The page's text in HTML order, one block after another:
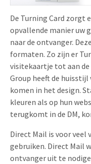
De Turning Card zorgt
opvallende manier uw
naar de ontvanger.
formaten. Zo zijn er
visitekaartje tot aan de
Group heeft de
komen in het design.
kleuren als op hun
terugkomt in de DM,
Direct Mail is voor veel
gebruiken. Direct Mail
ontvanger uit te